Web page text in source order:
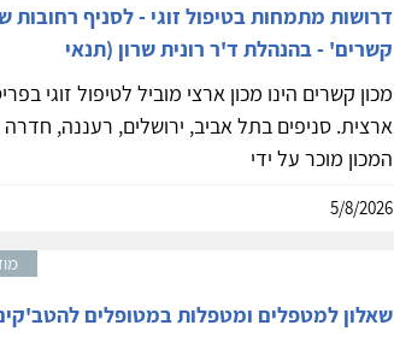
דרושות מתמחות בטיפול זוגי - לסניף רחובות
קשרים' - בהנהלת ד'ר רונית שרון (תנאי
מכון קשרים הינו מכון ארצי מוביל לטיפול זוגי
ארצית. סניפים בתל אביב, ירושלים, רעננה, חדרה
המכון מוכר על ידי
5/8/2026
שאלון למטפלים ומטפלות במטופלים